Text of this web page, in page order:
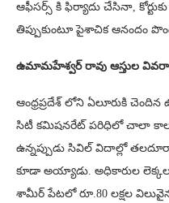
ఆఫీసర్స్ కి ఫిర్యాదు చేసినా,
తిప్పుకుంటూ పైశాచిక ఆనందం
ఉమామహేశ్వర్ రావు ఆస్తుల
ఆంధ్రప్రదేశ్ లోని ఏలూరుకి
సిటీ కమిషనరేట్ పరిధిలో చాలా
ఉన్నప్పుడు సివిల్ విదాల్లో
కూడా అయ్యాడు. అధికారుల లెక్కల
శామీర్ పేటలో రూ.80 లక్షల